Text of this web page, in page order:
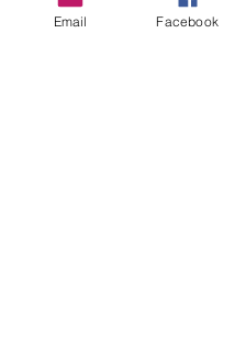
Email Facebook